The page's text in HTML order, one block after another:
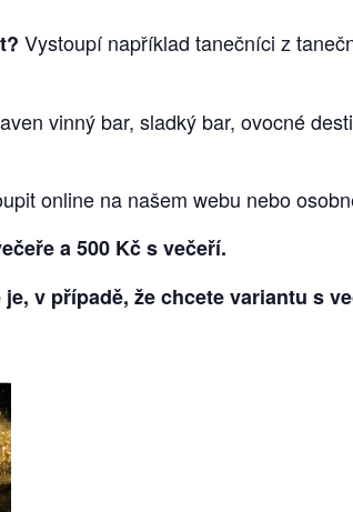
Vystoupí například tanečníci z
vinný bar, sladký bar, ovocné
online na našem webu nebo
a 500 Kč s večeří.
v případě, že chcete variantu s